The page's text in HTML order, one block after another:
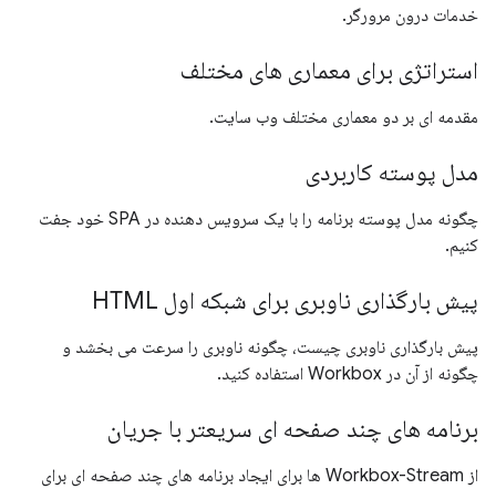
خدمات درون مرورگر.
استراتژی برای معماری های مختلف
مقدمه ای بر دو معماری مختلف وب سایت.
مدل پوسته کاربردی
چگونه مدل پوسته برنامه را با یک سرویس دهنده در SPA خود جفت
کنیم.
پیش بارگذاری ناوبری برای شبکه اول HTML
پیش بارگذاری ناوبری چیست، چگونه ناوبری را سرعت می بخشد و
چگونه از آن در Workbox استفاده کنید.
برنامه های چند صفحه ای سریعتر با جریان
از Workbox-Stream ها برای ایجاد برنامه های چند صفحه ای برای